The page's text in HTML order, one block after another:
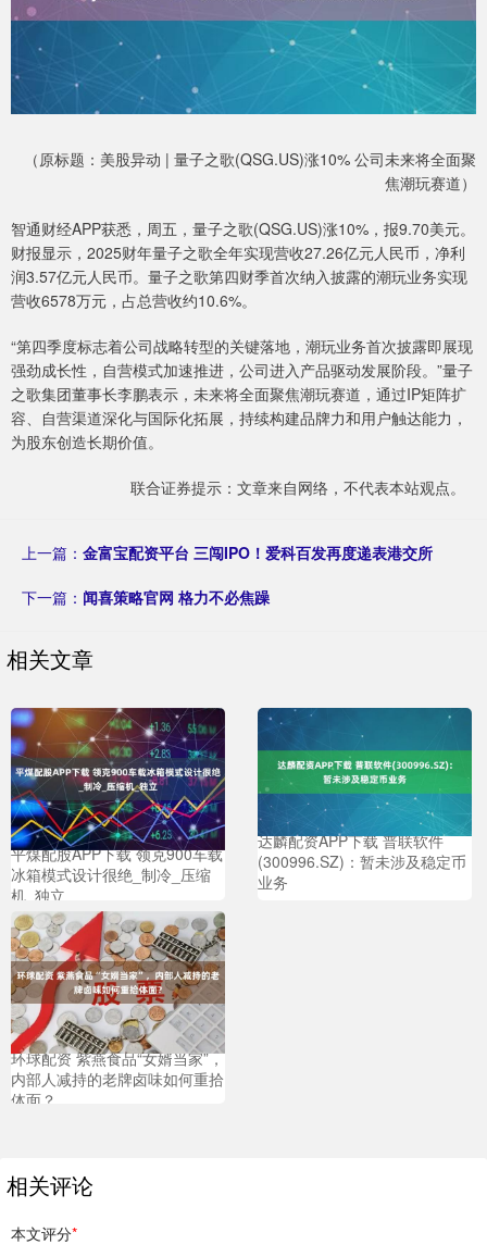
（原标题：美股异动 | 量子之歌(QSG.US)涨10% 公司未来将全面聚
焦潮玩赛道）
智通财经APP获悉，周五，量子之歌(QSG.US)涨10%，报9.70美元。
财报显示，2025财年量子之歌全年实现营收27.26亿元人民币，净利
润3.57亿元人民币。量子之歌第四财季首次纳入披露的潮玩业务实现
营收6578万元，占总营收约10.6%。
“第四季度标志着公司战略转型的关键落地，潮玩业务首次披露即展现
强劲成长性，自营模式加速推进，公司进入产品驱动发展阶段。”量子
之歌集团董事长李鹏表示，未来将全面聚焦潮玩赛道，通过IP矩阵扩
容、自营渠道深化与国际化拓展，持续构建品牌力和用户触达能力，
为股东创造长期价值。
联合证券提示：文章来自网络，不代表本站观点。
上一篇： 金富宝配资平台 三闯IPO！爱科百发再度递表港交所
下一篇： 闻喜策略官网 格力不必焦躁
相关文章
平煤配股APP下载 领克900车载
冰箱模式设计很绝_制冷_压缩
机_独立
达麟配资APP下载 普联软件
(300996.SZ)：暂未涉及稳定币
业务
环球配资 紫燕食品“女婿当家”，
内部人减持的老牌卤味如何重拾
体面？
相关评论
本文评分*